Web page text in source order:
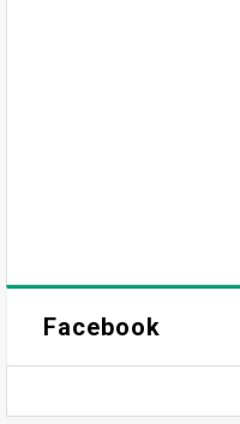
Facebook